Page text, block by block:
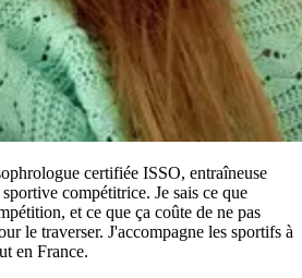
certifiée ISSO, entraîneuse
compétitrice. Je sais ce que
et ce que ça coûte de ne pas
le traverser. J'accompagne les sportifs à
en France.